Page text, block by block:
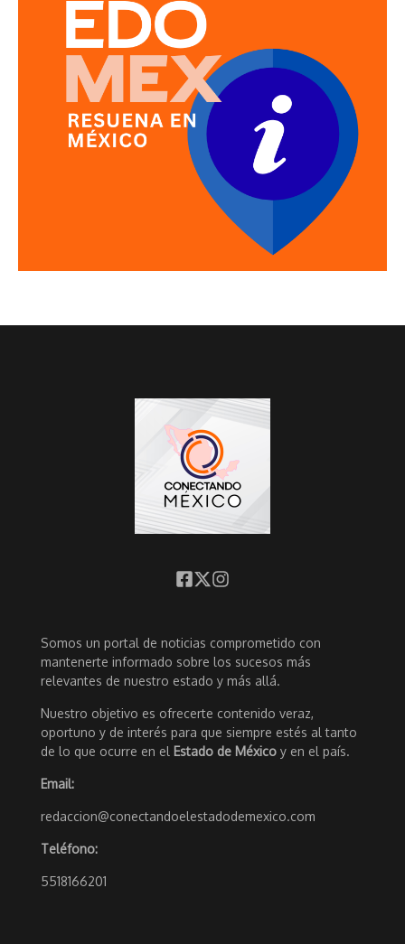
Somos un portal de noticias comprometido con
mantenerte informado sobre los sucesos más
relevantes de nuestro estado y más allá.
Nuestro objetivo es ofrecerte contenido veraz,
oportuno y de interés para que siempre estés al tanto
de lo que ocurre en el Estado de México y en el país.
Email:
redaccion@conectandoelestadodemexico.com
Teléfono:
5518166201